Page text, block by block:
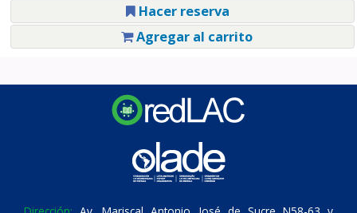
Hacer reserva
Agregar al carrito